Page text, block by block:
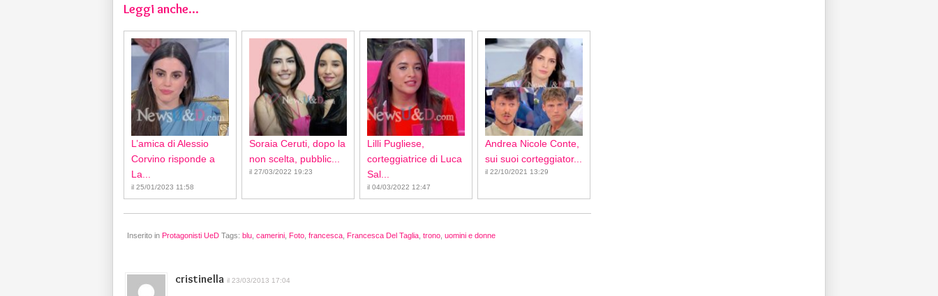
Leggi anche...
L’amica di Alessio
Corvino risponde a
La...
il 25/01/2023 11:58
Soraia Ceruti, dopo la
non scelta, pubblic...
il 27/03/2022 19:23
Lilli Pugliese,
corteggiatrice di Luca
Sal...
il 04/03/2022 12:47
Andrea Nicole Conte,
sui suoi corteggiator...
il 22/10/2021 13:29
Inserito in Protagonisti UeD Tags: blu camerini Foto francesca Francesca Del Taglia trono uomini e donne
cristinella il 23/03/2013 17:04